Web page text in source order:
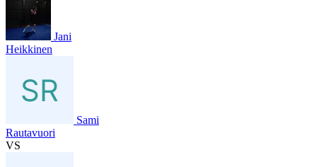
Jani
Heikkinen
Sami
Rautavuori
VS